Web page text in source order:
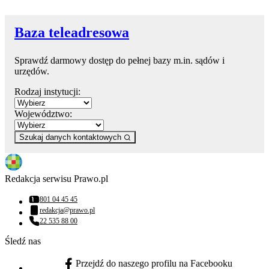
Baza teleadresowa
Sprawdź darmowy dostęp do pełnej bazy m.in. sądów i
urzędów.
Rodzaj instytucji:
Województwo:
Szukaj danych kontaktowych
Redakcja serwisu Prawo.pl
Numer telefonu:
801 04 45 45
Adres email:
redakcja@prawo.pl
Numer telefonu:
22 535 88 00
Śledź nas
Przejdź do naszego profilu na Facebooku